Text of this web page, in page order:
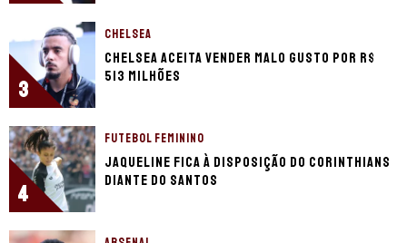
3
CHELSEA
Chelsea aceita vender Malo Gusto por R$
513 milhões
4
FUTEBOL FEMININO
Jaqueline fica à disposição do Corinthians
diante do Santos